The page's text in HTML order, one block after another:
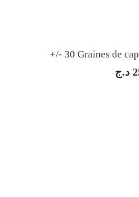
+/- 30 Graines de
د.ج